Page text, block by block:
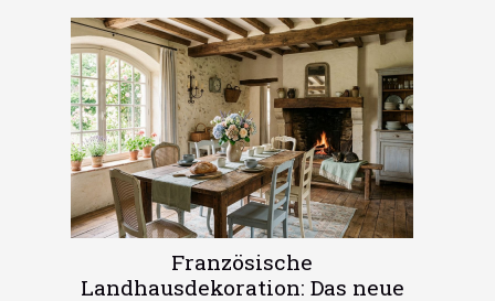
Französische
Landhausdekoration: Das neue